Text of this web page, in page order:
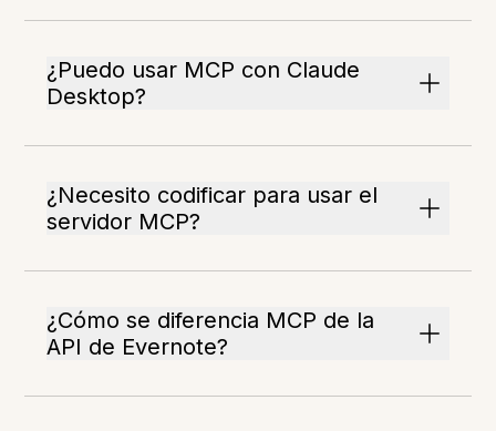
¿Puedo usar MCP con Claude
Desktop?
¿Necesito codificar para usar el
servidor MCP?
¿Cómo se diferencia MCP de la
API de Evernote?